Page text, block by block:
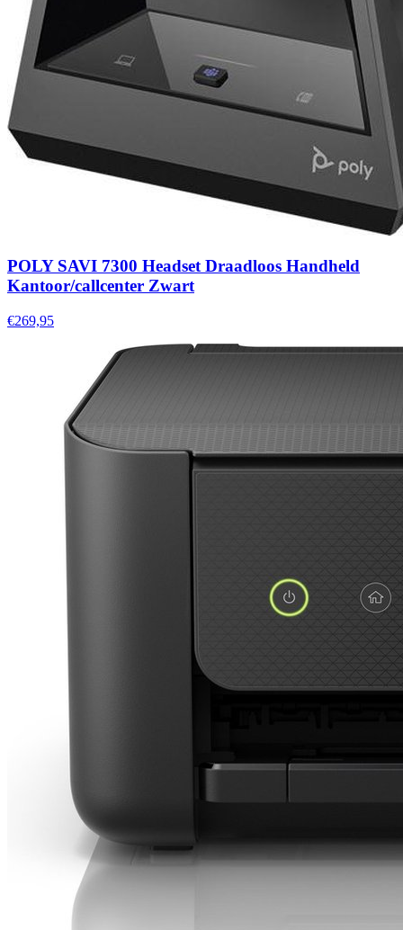
POLY SAVI 7300 Headset Draadloos Handheld
Kantoor/callcenter Zwart
€269,95